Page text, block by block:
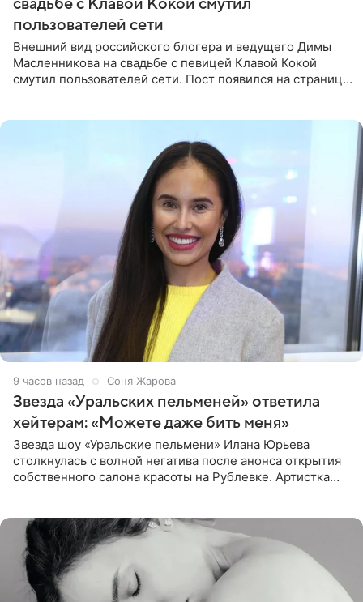
свадьбе с Клавой Кокой смутил
пользователей сети
Внешний вид российского блогера и ведущего Димы
Масленникова на свадьбе с певицей Клавой Кокой
смутил пользователей сети. Пост появился на странице
9 часов назад Соня Жарова
Звезда «Уральских пельменей» ответила
хейтерам: «Можете даже бить меня»
Звезда шоу «Уральские пельмени» Илана Юрьева
столкнулась с волной негатива после анонса открытия
собственного салона красоты на Рублевке. Артистка